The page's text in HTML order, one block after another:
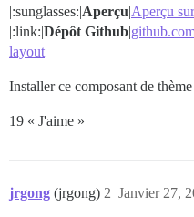
|:sunglasses:|Aperçu|Aperçu
|:link:|Dépôt Github|
layout|
Installer ce composant de thème
19 « J'aime »
jrgong (jrgong) Janvier 27,
2